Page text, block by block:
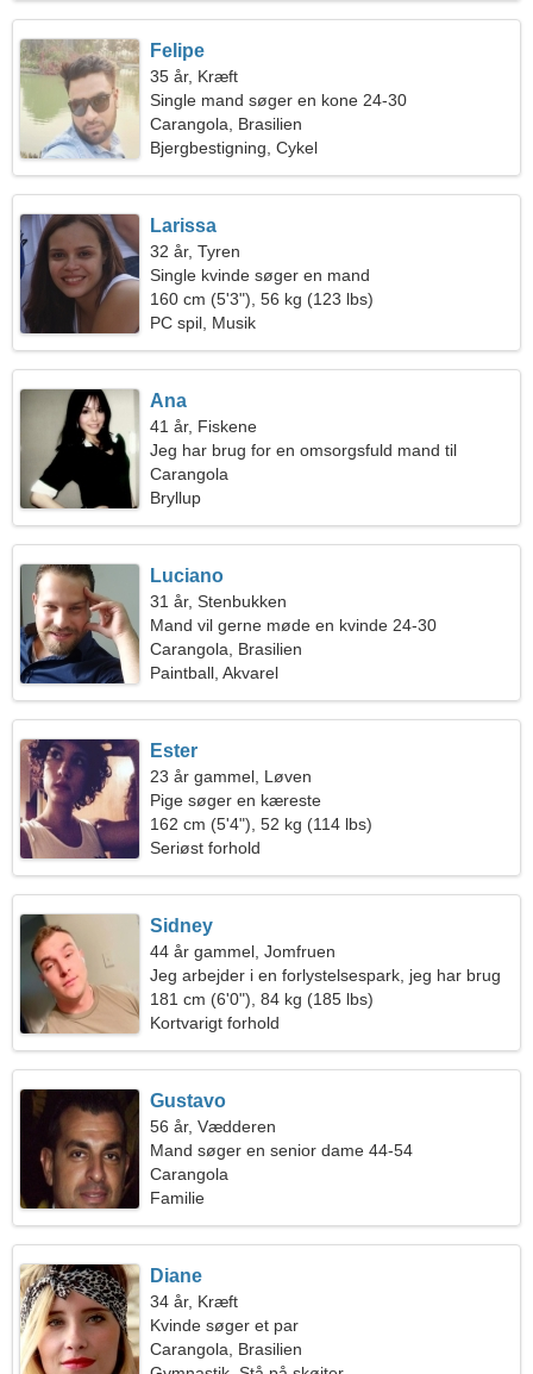
Felipe
35 år, Kræft
Single mand søger en kone 24-30
Carangola, Brasilien
Bjergbestigning, Cykel
Larissa
32 år, Tyren
Single kvinde søger en mand
160 cm (5'3"), 56 kg (123 lbs)
PC spil, Musik
Ana
41 år, Fiskene
Jeg har brug for en omsorgsfuld mand til
camping
Carangola
Bryllup
Luciano
31 år, Stenbukken
Mand vil gerne møde en kvinde 24-30
Carangola, Brasilien
Paintball, Akvarel
Ester
23 år gammel, Løven
Pige søger en kæreste
162 cm (5'4"), 52 kg (114 lbs)
Seriøst forhold
Sidney
44 år gammel, Jomfruen
Jeg arbejder i en forlystelsespark, jeg har brug
for en fantastisk kvinde
181 cm (6'0"), 84 kg (185 lbs)
Kortvarigt forhold
Gustavo
56 år, Vædderen
Mand søger en senior dame 44-54
Carangola
Familie
Diane
34 år, Kræft
Kvinde søger et par
Carangola, Brasilien